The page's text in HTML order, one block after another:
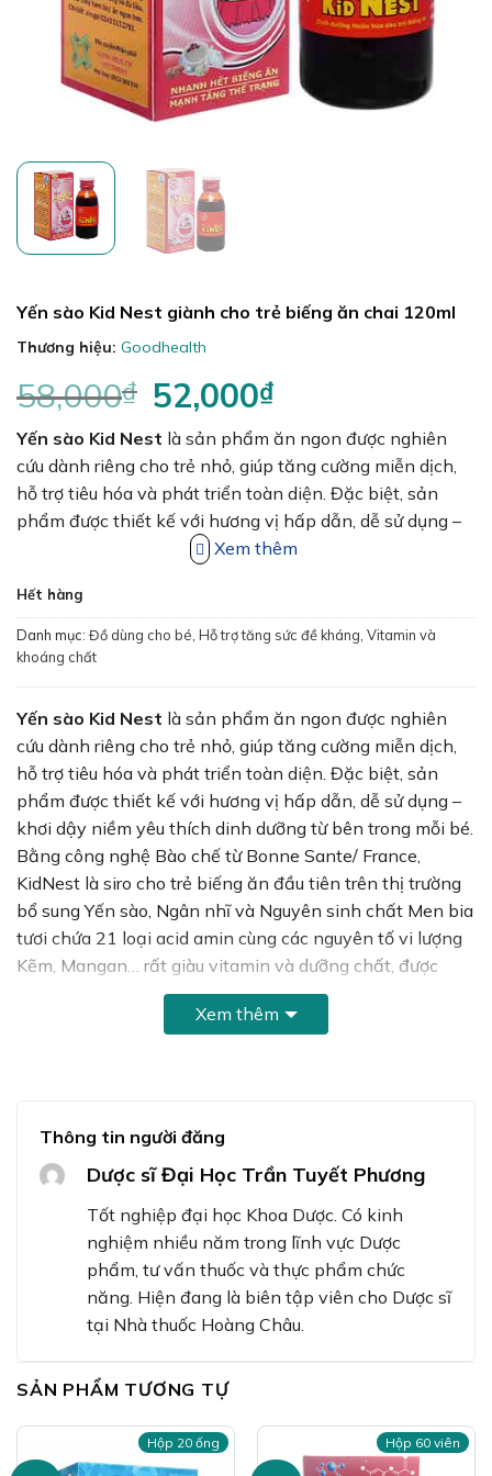
Yến sào Kid Nest giành cho trẻ biếng ăn chai 120ml
Thương hiệu: Goodhealth
58,000₫ Giá
gốc
là:
58,000₫.
52,000₫Giá
tại
là:
52,000₫.
Yến sào Kid Nest là sản phẩm ăn ngon được nghiên
cứu dành riêng cho trẻ nhỏ, giúp tăng cường miễn dịch,
hỗ trợ tiêu hóa và phát triển toàn diện. Đặc biệt, sản
phẩm được thiết kế với hương vị hấp dẫn, dễ sử dụng –
khơi dậy niềm yêu thích dinh dưỡng từ bên trong mỗi bé.
Xem thêm
Hết hàng
Danh mục: Đồ dùng cho bé Hỗ trợ tăng sức đề kháng Vitamin và
khoáng chất
Yến sào Kid Nest là sản phẩm ăn ngon được nghiên
cứu dành riêng cho trẻ nhỏ, giúp tăng cường miễn dịch,
hỗ trợ tiêu hóa và phát triển toàn diện. Đặc biệt, sản
phẩm được thiết kế với hương vị hấp dẫn, dễ sử dụng –
khơi dậy niềm yêu thích dinh dưỡng từ bên trong mỗi bé.
Bằng công nghệ Bào chế từ Bonne Sante/ France,
KidNest là siro cho trẻ biếng ăn đầu tiên trên thị trường
bổ sung Yến sào, Ngân nhĩ và Nguyên sinh chất Men bia
tươi chứa 21 loại acid amin cùng các nguyên tố vi lượng
Kẽm, Mangan… rất giàu vitamin và dưỡng chất, được
dùng trong phòng và hỗ trợ điều trị suy dinh dưỡng ở trẻ
Cao men bia tươi 7.200mg
Yến sào thuỷ phân 1200mg
Lysine HCl 10.800mg
DHA 1.200mcg
Taurin 120mg
Vitamin B2 6mg
Vitamin PP 300mg
Calci Lactat Nano 1.200mg đường phèn, vanilla
Xem thêm
Thông tin người đăng
Dược sĩ Đại Học Trần Tuyết Phương
Tốt nghiệp đại học Khoa Dược. Có kinh
nghiệm nhiều năm trong lĩnh vực Dược
phẩm, tư vấn thuốc và thực phẩm chức
năng. Hiện đang là biên tập viên cho Dược sĩ
tại Nhà thuốc Hoàng Châu.
SẢN PHẨM TƯƠNG TỰ
Hộp 20 ống Hộp 60 viên